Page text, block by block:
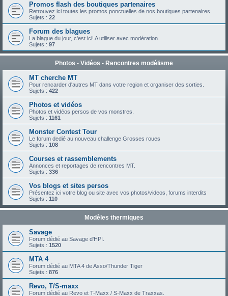
Promos flash des boutiques partenaires
Retrouvez ici toutes les promos ponctuelles de nos boutiques partenaires.
Sujets : 22
Forum des blagues
La blague du jour, c'est ici! A utiliser avec modération.
Sujets : 97
Photos - Vidéos - Rencontres modélisme
MT cherche MT
Pour rencarder d'autres MT dans votre region et organiser des sorties.
Sujets : 422
Photos et vidéos
Photos et vidéos persos de vos monstres.
Sujets : 1161
Monster Contest Tour
Le forum dedié au nouveau challenge Grosses roues
Sujets : 108
Courses et rassemblements
Annonces et reportages de rencontres MT.
Sujets : 336
Vos blogs et sites persos
Présentez ici votre blog ou site avec vos photos/videos, forums interdits
Sujets : 110
Modèles thermiques
Savage
Forum dédié au Savage d'HPI.
Sujets : 1520
MTA 4
Forum dédié au MTA 4 de Asso/Thunder Tiger
Sujets : 876
Revo, T/S-maxx
Forum dédié au Revo et T-Maxx / S-Maxx de Traxxas.